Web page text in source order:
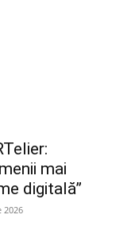
mai
digitală”
2026